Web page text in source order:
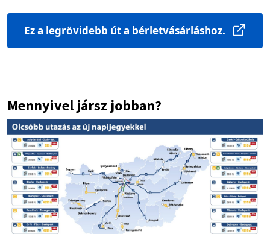
Ez a legrövidebb út a bérletvásárláshoz.
Mennyivel jársz jobban?
Image